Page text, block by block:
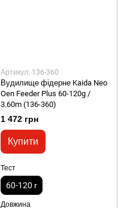
Артикул: 136-360
Вудилище фідерне Kaida Neo
Oen Feeder Plus 60-120g /
3.60m (136-360)
1 472 грн
Купити
Тест
60-120 г
Довжина